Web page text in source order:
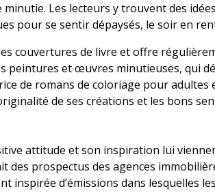
Les lecteurs y trouvent des
pour se sentir dépaysés, le soir en
couvertures de livre et offre
peintures et œuvres minutieuses, qui
de romans de coloriage pour adultes
de ses créations et les bons
attitude et son inspiration lui
des prospectus des agences
inspirée d’émissions dans lesquelles